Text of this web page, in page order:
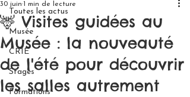
Toutes les actus
Musée
CRIE
Stages
Formations
🦌 Visites guidées au
Musée : la nouveauté
de l'été pour découvrir
les salles autrement
30 juin 1 min de lecture